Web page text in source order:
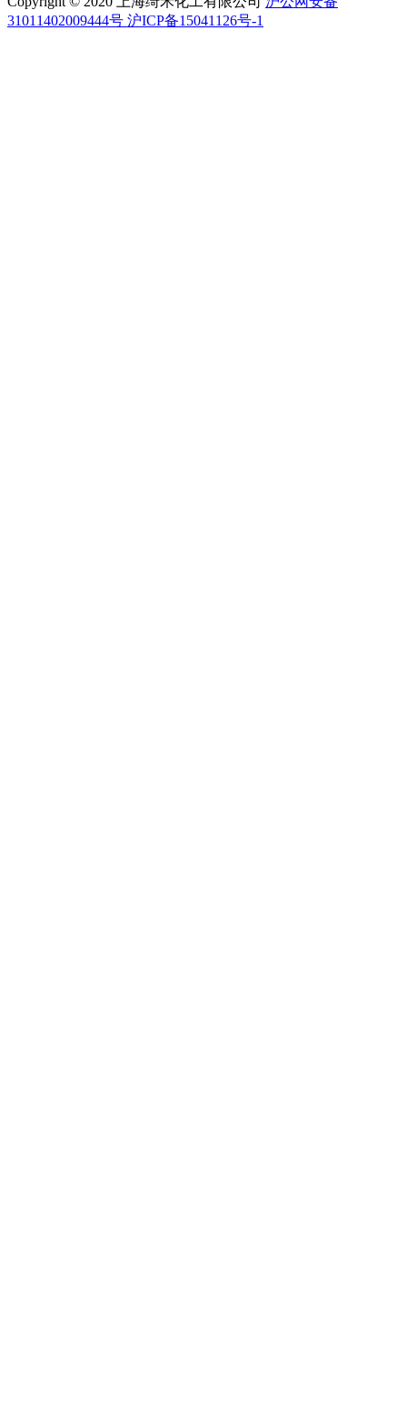
31011402009444号 沪ICP备15041126号-1